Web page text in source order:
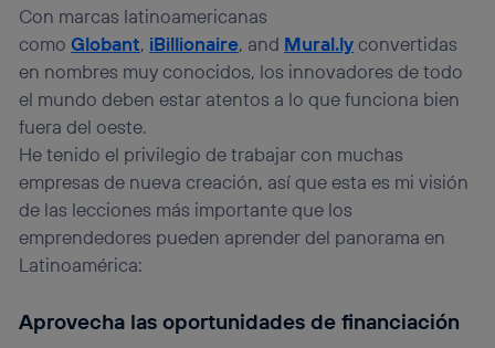
Con marcas latinoamericanas
comoGlobant, iBillionaire, and Mural.lyconvertidas
en nombres muy conocidos, los innovadores de todo
el mundo deben estar atentos a lo que funciona bien
fuera del oeste.
He tenido el privilegio de trabajar con muchas
empresas de nueva creación, así que esta es mi visión
de las lecciones más importante que los
emprendedores pueden aprender del panorama en
Latinoamérica:
Aprovecha las oportunidades de financiación
que hayan dado su consentimiento.
Si utilizasdatos móviles, el marketing será más
personalizado, ya que se basará únicamente en la
navegación del usuario del móvil.
Puedes gestionar los consentimientos Utiq seleccionando
“Administrar Utiq” en la parte inferior de esta página web o
visitando el portal de privacidad de Utiq
(“consenthub”). Para más información, consulta
la
política de privacidad de Utiq